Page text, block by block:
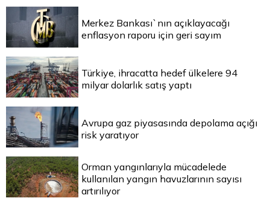
Merkez Bankası`nın açıklayacağı
enflasyon raporu için geri sayım
Türkiye, ihracatta hedef ülkelere 94
milyar dolarlık satış yaptı
Avrupa gaz piyasasında depolama açığı
risk yaratıyor
Orman yangınlarıyla mücadelede
kullanılan yangın havuzlarının sayısı
artırılıyor